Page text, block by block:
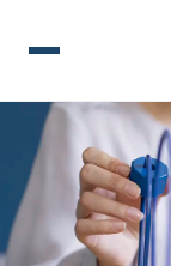
ANA SAYFA